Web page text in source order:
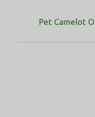
Pet Camelot